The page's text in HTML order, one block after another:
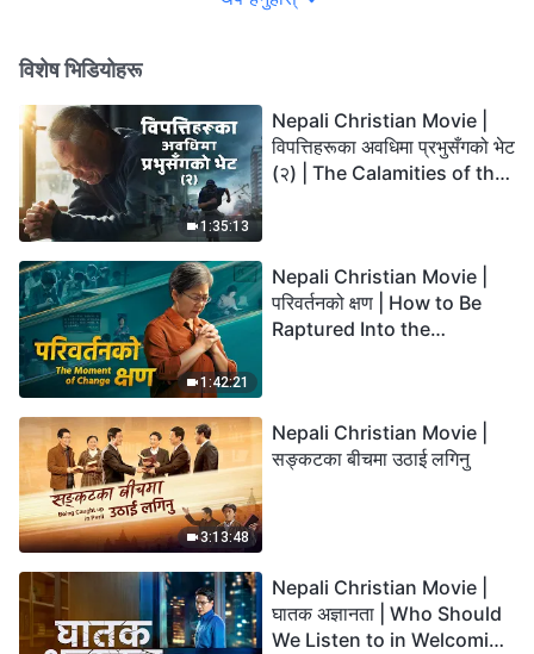
विशेष भिडियोहरू
1:35:13
Nepali Christian Movie |
विपत्तिहरूका अवधिमा प्रभुसँगको भेट
(२) | The Calamities of the
1:42:21
Nepali Christian Movie |
परिवर्तनको क्षण | How to Be
Raptured Into the
3:13:48
Nepali Christian Movie |
सङ्कटका बीचमा उठाई लगिनु
Nepali Christian Movie |
घातक अज्ञानता | Who Should
We Listen to in Welcoming